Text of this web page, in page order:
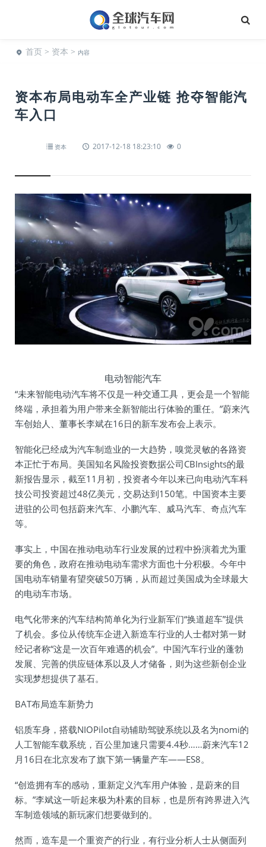
首页 > 资本 > 内容
资本布局电动车全产业链 抢夺智能汽
车入口
资本 2017-12-18 18:23:10 0
电动智能汽车
“未来智能电动汽车将不仅是一种交通工具，更会是一个智能
终端，承担着为用户带来全新智能出行体验的重任。”蔚来汽
车创始人、董事长李斌在16日的新车发布会上表示。
智能化已经成为汽车制造业的一大趋势，嗅觉灵敏的各路资
本正忙于布局。美国知名风险投资数据公司CBInsights的最
新报告显示，截至11月初，投资者今年以来已向电动汽车科
技公司投资超过48亿美元，交易达到150笔。中国资本主要
进驻的公司包括蔚来汽车、小鹏汽车、威马汽车、奇点汽车
等。
事实上，中国在推动电动车行业发展的过程中扮演着尤为重
要的角色，政府在推动电动车需求方面也十分积极。今年中
国电动车销量有望突破50万辆，从而超过美国成为全球最大
的电动车市场。
电气化带来的汽车结构简单化为行业新军们“换道超车”提供
了机会。多位从传统车企进入新造车行业的人士都对第一财
经记者称“这是一次百年难遇的机会”。中国汽车行业的蓬勃
发展、完善的供应链体系以及人才储备，则为这些新创企业
实现梦想提供了基石。
BAT布局造车新势力
铝质车身，搭载NIOPilot自动辅助驾驶系统以及名为nomi的
人工智能车载系统，百公里加速只需要4.4秒……蔚来汽车12
月16日在北京发布了旗下第一辆量产车——ES8。
“创造拥有车的感动，重新定义汽车用户体验，是蔚来的目
标。”李斌这一听起来极为朴素的目标，也是所有跨界进入汽
车制造领域的新玩家们想要做到的。
然而，造车是一个重资产的行业，有行业分析人士从侧面列